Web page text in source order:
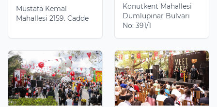
Mustafa Kemal
Mahallesi 2159. Cadde
Konutkent Mahallesi
Dumlupınar Bulvarı
No: 391/1